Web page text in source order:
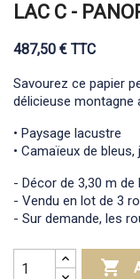
LAC C -
487,50 € TTC
Savourez ce papier
délicieuse montagne
• Paysage lacustre
• Camaïeux de
- Décor de 3,30 m
- Vendu en lot de 3
- Sur demande, les
